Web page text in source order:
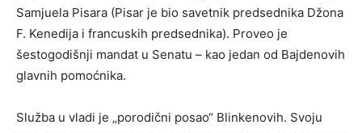
Samjuela Pisara (Pisar je bio savetnik predsednika Džona
F. Kenedija i francuskih predsednika). Proveo je
šestogodišnji mandat u Senatu – kao jedan od Bajdenovih
glavnih pomoćnika.
Služba u vladi je „porodični posao“ Blinkenovih. Svoju